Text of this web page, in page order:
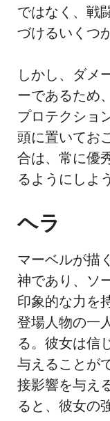
ではなく、戦
づけるいくつ
しかし、ダメ
ーであるため
プロテクショ
頭に置いてお
合は、常に優
るようにしよ
ヘラ
マーベルが描
神であり、ソ
印象的な力を
登場人物の一
る。彼女は信
与えることが
接影響を与え
ると、彼女の